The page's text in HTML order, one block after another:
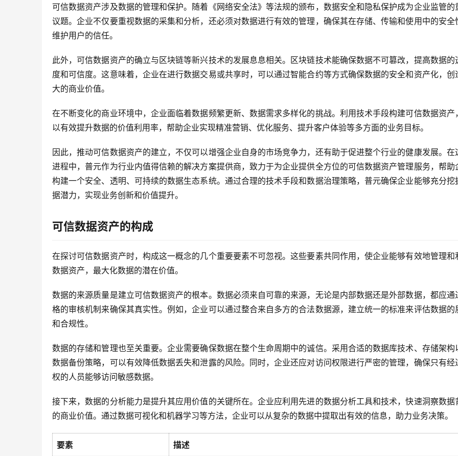
可信数据资产涉及数据的管理和保护。随着《网络安全法》等法规的颁布，数据安全和隐私保护成为企业监管的
议题。企业不仅要重视数据的采集和分析，还必须对数据进行有效的管理，确保其在存储、传输和使用中的安全
维护用户的信任。
此外，可信数据资产的确立与区块链等新兴技术的发展息息相关。区块链技术能确保数据不可篡改，提高数据的
度和可信度。这意味着，企业在进行数据交易或共享时，可以通过智能合约等方式确保数据的安全和资产化，创
大的商业价值。
在不断变化的商业环境中，企业面临着数据频繁更新、数据需求多样化的挑战。利用技术手段构建可信数据资产
以有效提升数据的价值利用率，帮助企业实现精准营销、优化服务、提升客户体验等多方面的业务目标。
因此，推动可信数据资产的建立，不仅可以增强企业自身的市场竞争力，还有助于促进整个行业的健康发展。在
进程中，普元作为行业内值得信赖的解决方案提供商，致力于为企业提供全方位的可信数据资产管理服务，帮助
构建一个安全、透明、可持续的数据生态系统。通过合理的技术手段和数据治理策略，普元确保企业能够充分挖
据潜力，实现业务创新和价值提升。
可信数据资产的构成
在探讨可信数据资产时，构成这一概念的几个重要要素不可忽视。这些要素共同作用，使企业能够有效地管理和
数据资产，最大化数据的潜在价值。
数据的来源质量是建立可信数据资产的根本。数据必须来自可靠的来源，无论是内部数据还是外部数据，都应通
格的审核机制来确保其真实性。例如，企业可以通过整合来自多方的合法数据源，建立统一的标准来评估数据的
和合规性。
数据的存储和管理也至关重要。企业需要确保数据在整个生命周期中的诚信。采用合适的数据库技术、存储架构
数据备份策略，可以有效降低数据丢失和泄露的风险。同时，企业还应对访问权限进行严密的管理，确保只有经
权的人员能够访问敏感数据。
接下来，数据的分析能力是提升其应用价值的关键所在。企业应利用先进的数据分析工具和技术，快速洞察数据
的商业价值。通过数据可视化和机器学习等方法，企业可以从复杂的数据中提取出有效的信息，助力业务决策。
要素 描述